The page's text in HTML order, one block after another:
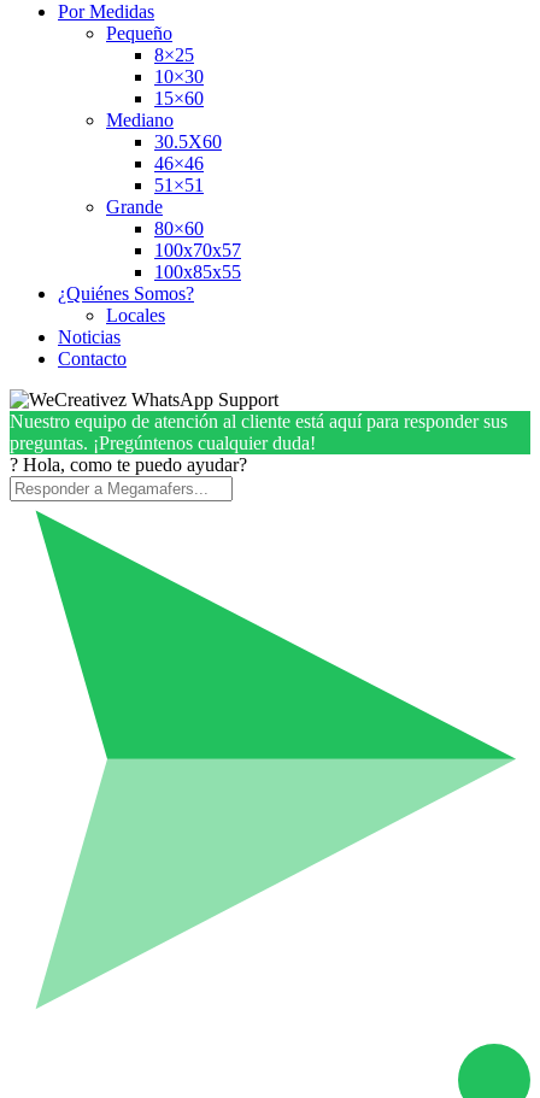
Por Medidas
Pequeño
8×25
10×30
15×60
Mediano
30.5X60
46×46
51×51
Grande
80×60
100x70x57
100x85x55
¿Quiénes Somos?
Locales
Noticias
Contacto
Nuestro equipo de atención al cliente está aquí para responder sus
preguntas. ¡Pregúntenos cualquier duda!
? Hola, como te puedo ayudar?